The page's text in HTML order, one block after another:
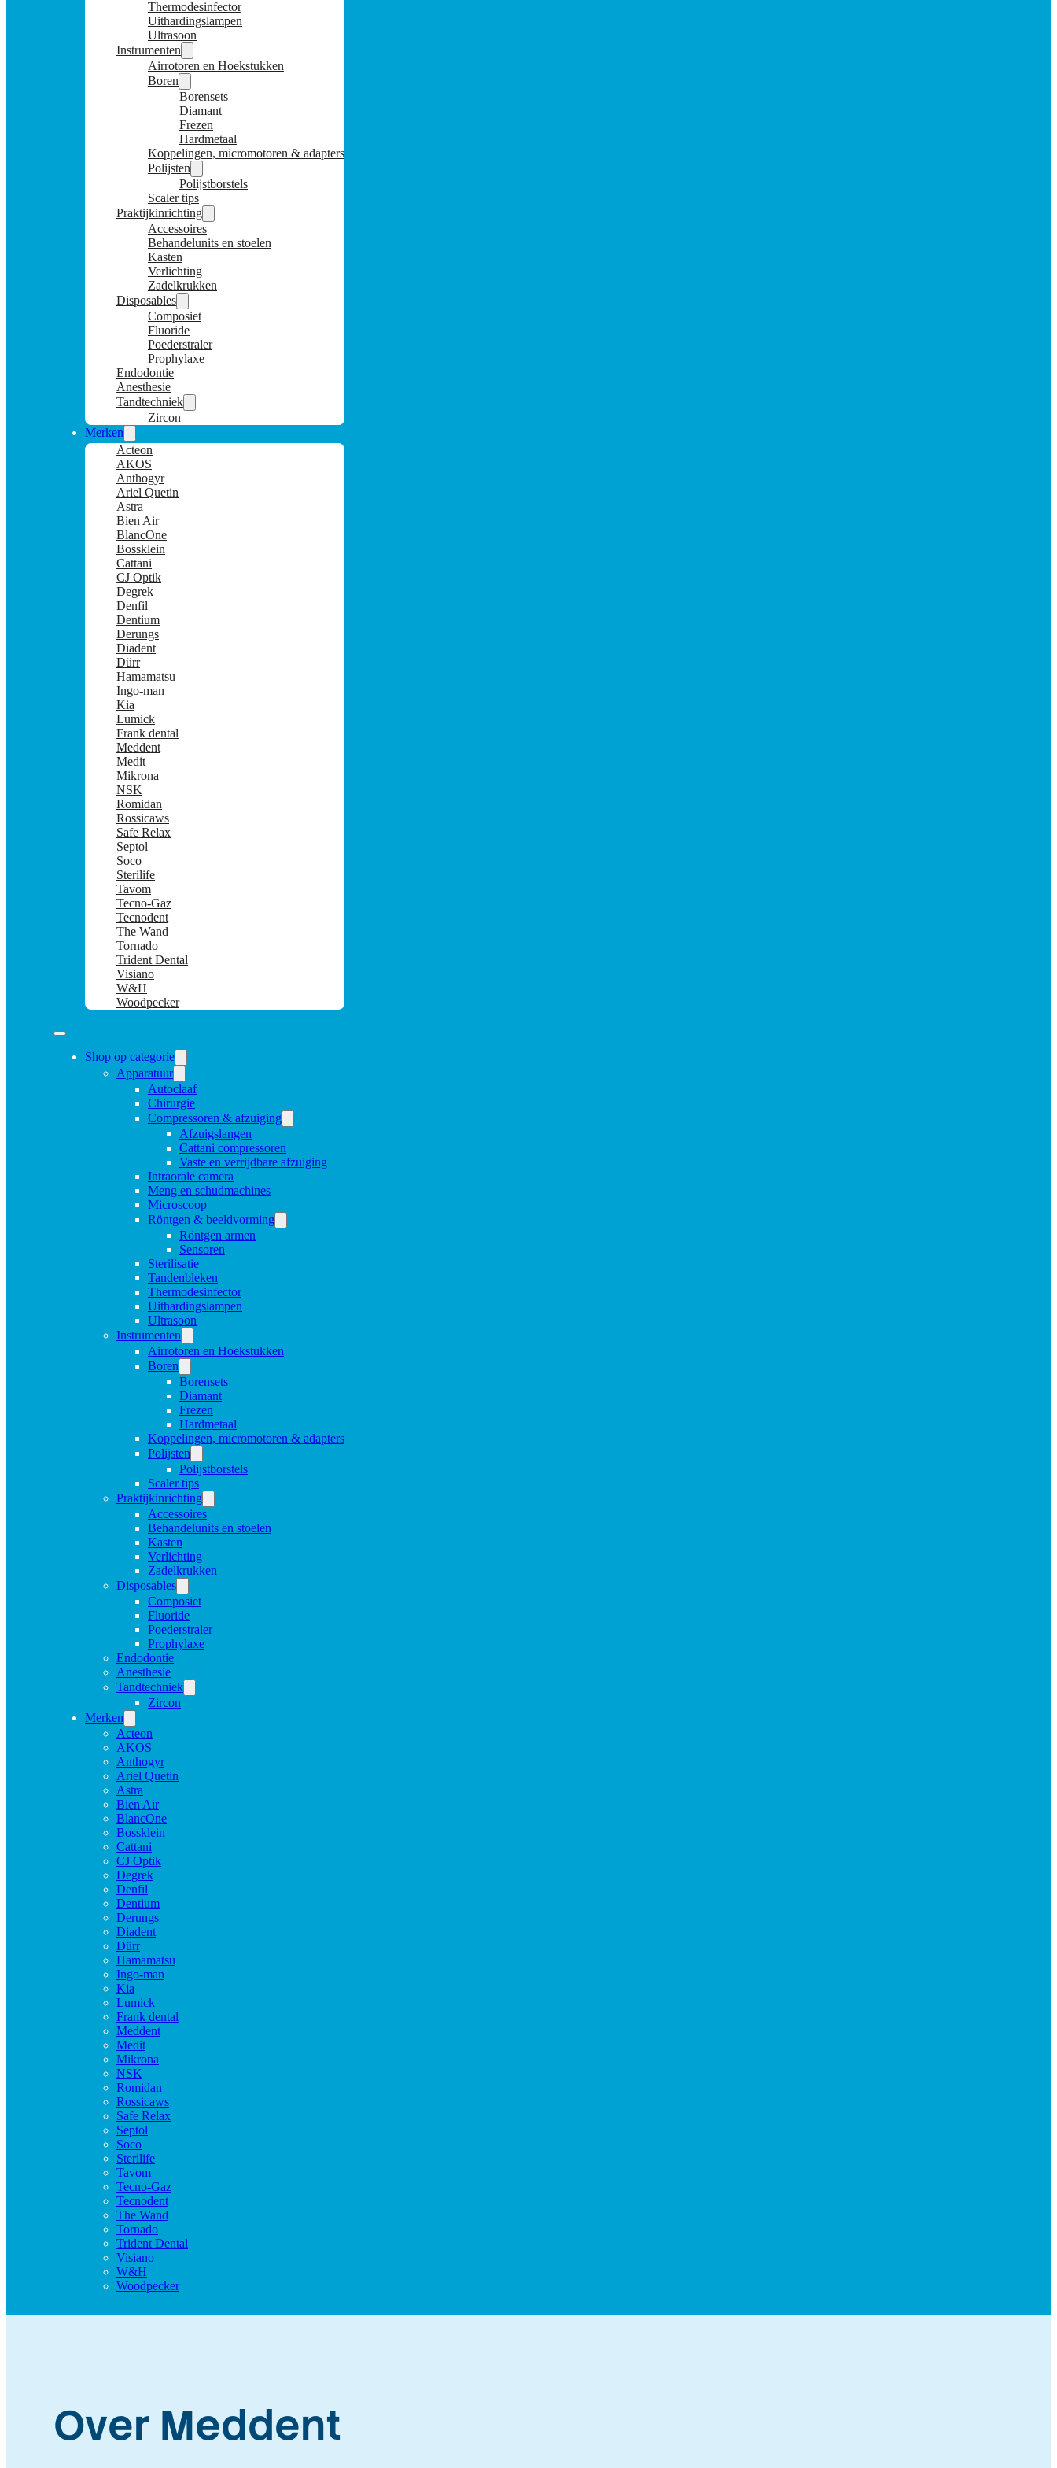
Thermodesinfector
Uithardingslampen
Ultrasoon
Instrumenten
Airrotoren en Hoekstukken
Boren
Borensets
Diamant
Frezen
Hardmetaal
Koppelingen, micromotoren & adapters
Polijsten
Polijstborstels
Scaler tips
Praktijkinrichting
Accessoires
Behandelunits en stoelen
Kasten
Verlichting
Zadelkrukken
Disposables
Composiet
Fluoride
Poederstraler
Prophylaxe
Endodontie
Anesthesie
Tandtechniek
Zircon
Merken
Acteon
AKOS
Anthogyr
Ariel Quetin
Astra
Bien Air
BlancOne
Bossklein
Cattani
CJ Optik
Degrek
Denfil
Dentium
Derungs
Diadent
Dürr
Hamamatsu
Ingo-man
Kia
Lumick
Frank dental
Meddent
Medit
Mikrona
NSK
Romidan
Rossicaws
Safe Relax
Septol
Soco
Sterilife
Tavom
Tecno-Gaz
Tecnodent
The Wand
Tornado
Trident Dental
Visiano
W&H
Woodpecker
Shop op categorie
Apparatuur
Autoclaaf
Chirurgie
Compressoren & afzuiging
Afzuigslangen
Cattani compressoren
Vaste en verrijdbare afzuiging
Intraorale camera
Meng en schudmachines
Microscoop
Röntgen & beeldvorming
Röntgen armen
Sensoren
Sterilisatie
Tandenbleken
Thermodesinfector
Uithardingslampen
Ultrasoon
Instrumenten
Airrotoren en Hoekstukken
Boren
Borensets
Diamant
Frezen
Hardmetaal
Koppelingen, micromotoren & adapters
Polijsten
Polijstborstels
Scaler tips
Praktijkinrichting
Accessoires
Behandelunits en stoelen
Kasten
Verlichting
Zadelkrukken
Disposables
Composiet
Fluoride
Poederstraler
Prophylaxe
Endodontie
Anesthesie
Tandtechniek
Zircon
Merken
Acteon
AKOS
Anthogyr
Ariel Quetin
Astra
Bien Air
BlancOne
Bossklein
Cattani
CJ Optik
Degrek
Denfil
Dentium
Derungs
Diadent
Dürr
Hamamatsu
Ingo-man
Kia
Lumick
Frank dental
Meddent
Medit
Mikrona
NSK
Romidan
Rossicaws
Safe Relax
Septol
Soco
Sterilife
Tavom
Tecno-Gaz
Tecnodent
The Wand
Tornado
Trident Dental
Visiano
W&H
Woodpecker
Over Meddent